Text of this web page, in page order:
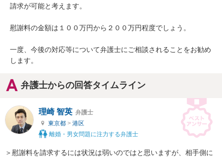
請求が可能と考えます。
慰謝料の金額は１００万円から２００万円程度でしょう。
一度、今後の対応等について弁護士にご相談されることをお勧め
します。
弁護士からの回答タイムライン
理崎 智英 弁護士
東京都 > 港区
離婚・男女問題に注力する弁護士
＞慰謝料を請求するには状況は弱いのではと思いますが、相手側に